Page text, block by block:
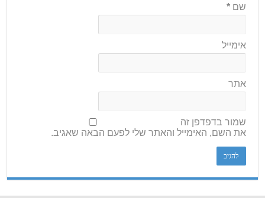
שם*
אימייל
אתר
שמור בדפדפן זה
את השם, האימייל והאתר שלי לפעם הבאה שאגיב.